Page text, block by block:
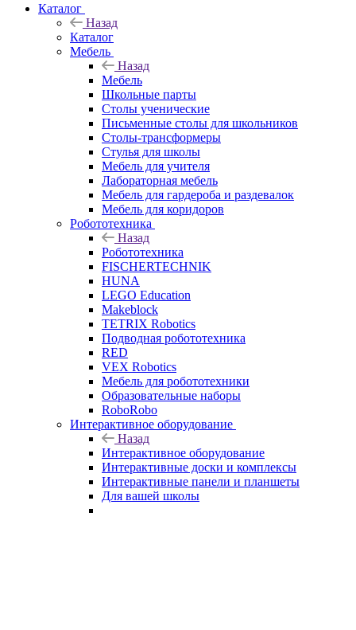
Каталог
Назад
Каталог
Мебель
Назад
Мебель
Школьные парты
Столы ученические
Письменные столы для школьников
Столы-трансформеры
Стулья для школы
Мебель для учителя
Лабораторная мебель
Мебель для гардероба и раздевалок
Мебель для коридоров
Робототехника
Назад
Робототехника
FISCHERTECHNIK
HUNA
LEGO Education
Makeblock
TETRIX Robotics
Подводная робототехника
RED
VEX Robotics
Мебель для робототехники
Образовательные наборы
RoboRobo
Интерактивное оборудование
Назад
Интерактивное оборудование
Интерактивные доски и комплексы
Интерактивные панели и планшеты
Для вашей школы